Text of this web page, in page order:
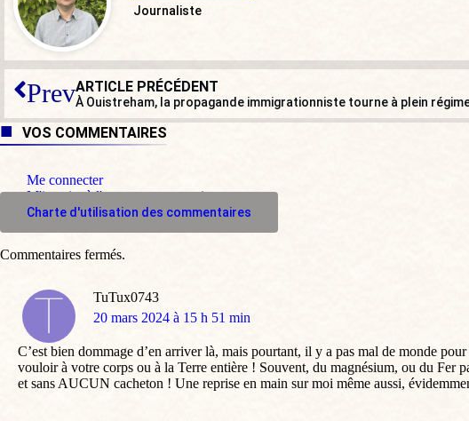
Journaliste
PrevARTICLE PRÉCÉDENT
À Ouistreham, la propagande immigrationniste tourne à plein
VOS COMMENTAIRES
Me connecter
M'inscrire à l'espace commentaire
Charte d'utilisation des commentaires
TuTux0743
dit
20 mars 2024 à 15 h 51 min
C’est bien dommage d’en arriver là, mais pourtant, il y a pas mal de monde
vouloir à votre corps ou à la Terre entière ! Souvent, du magnésium, ou du Fer
et sans AUCUN cacheton ! Une reprise en main sur moi même aussi,
Commentaires fermés.